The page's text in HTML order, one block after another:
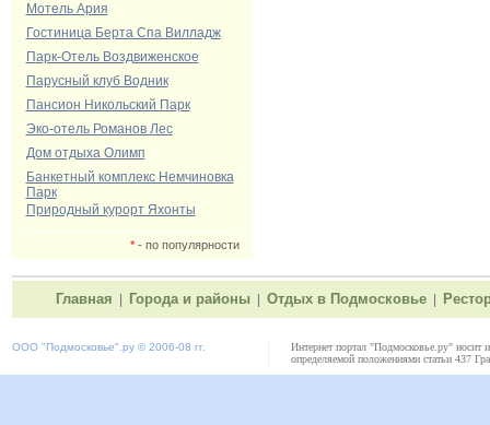
Мотель Ария
Гостиница Берта Спа Вилладж
Парк-Отель Воздвиженское
Парусный клуб Водник
Пансион Никольский Парк
Эко-отель Романов Лес
Дом отдыха Олимп
Банкетный комплекс Немчиновка
Парк
Природный курорт Яхонты
*- по популярности
Главная Города и районы Отдых в Подмосковье
ООО "Подмосковье" .ру © 2006-08 гг.
Интернет портал "Подмосковье.ру" носит
определяемой положениями статьи 437